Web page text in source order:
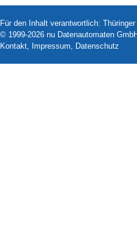
Für den Inhalt verantwortlich:
© 1999-2026 nu Datenautomaten
Kontakt, Impressum, Datenschutz